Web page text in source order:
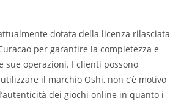
attualmente dotata della licenza rilasciata
per garantire la completezza e
sue operazioni. I clienti possono
il marchio Oshi, non c’è motivo
dei giochi online in quanto i